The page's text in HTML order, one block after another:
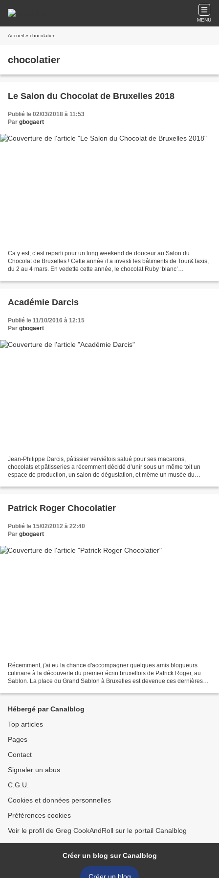
MENU
Accueil » chocolatier
chocolatier
Le Salon du Chocolat de Bruxelles 2018
Publié le 02/03/2018 à 11:53
Par gbogaert
Ca y est, c’est reparti pour un long weekend de douceur au Salon du
Chocolat de Bruxelles ! Cette année il a investi les bâtiments de Tour&Taxis,
du 2 au 4 mars. En vedette cette année, le chocolat Ruby ‘blanc’
Académie Darcis
Publié le 11/10/2016 à 12:15
Par gbogaert
Jean-Philippe Darcis, pâtissier verviétois salué pour ses macarons,
chocolats et pâtisseries a récemment décidé d’unir sous un même toit un
espace de production, un salon de dégustation, et même un musée du
Patrick Roger Chocolatier
Publié le 15/02/2012 à 22:40
Par gbogaert
Récemment, j'ai eu la chance d'accompagner quelques amis blogueurs
culinaire à la découverte du premier écrin bruxellois de Patrick Roger, au
Sablon. La place du Grand Sablon à Bruxelles est devenue ces dernières
Hébergé par Canalblog
Top articles
Pages
Contact
Signaler un abus
C.G.U.
Cookies et données personnelles
Préférences cookies
Voir le profil de Greg CookAndRoll sur le portail Canalblog
Créer un blog sur Canalblog